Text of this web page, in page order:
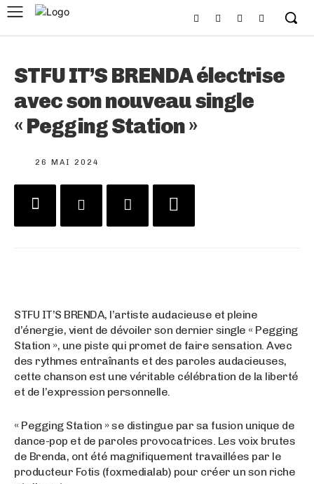
STFU IT’S BRENDA électrise
avec son nouveau single
« Pegging Station »
26 MAI 2024
STFU IT’S BRENDA, l’artiste audacieuse et pleine
d’énergie, vient de dévoiler son dernier single « Pegging
Station », une piste qui promet de faire sensation. Avec
des rythmes entraînants et des paroles audacieuses,
cette chanson est une véritable célébration de la liberté
et de l’expression personnelle.
« Pegging Station » se distingue par sa fusion unique de
dance-pop et de paroles provocatrices. Les voix brutes
de Brenda, ont été magnifiquement travaillées par le
producteur Fotis (foxmedialab) pour créer un son riche